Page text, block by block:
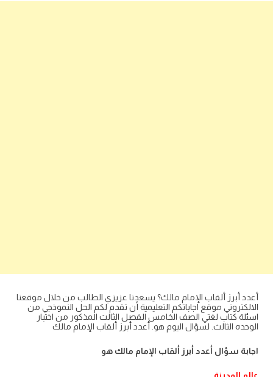
أعدد أبرز ألقاب الإمام مالك؟ يسعدنا عزيزي الطالب من خلال موقعنا
الالكتروني موقع اجاباتكم التعليمية أن تقدم لكم الحل النموذجي من
اسئلة كتاب لغتي الصف الخامس الفصل الثالث المذكور من اختبار
الوحده الثالث. لسؤال اليوم هو. أعدد أبرز ألقاب الإمام مالك
اجابة سؤال أعدد أبرز ألقاب الإمام مالك هو
عالم المدينة.